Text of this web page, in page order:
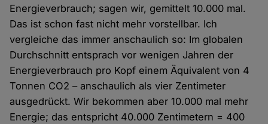
Energieverbrauch; sagen wir, gemittelt 10.000 mal.
Das ist schon fast nicht mehr vorstellbar. Ich
vergleiche das immer anschaulich so: Im globalen
Durchschnitt entsprach vor wenigen Jahren der
Energieverbrauch pro Kopf einem Äquivalent von 4
Tonnen CO2 – anschaulich als vier Zentimeter
ausgedrückt. Wir bekommen aber 10.000 mal mehr
Energie; das entspricht 40.000 Zentimetern = 400